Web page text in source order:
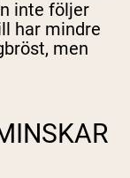
inte följer
har mindre
men